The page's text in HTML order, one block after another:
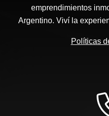
emprendimientos
Argentino. Viví la
Políticas